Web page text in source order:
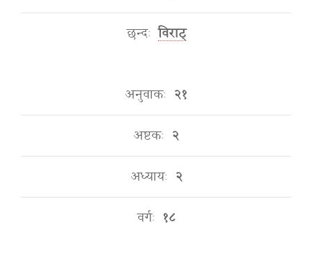
छन्दः विराट्
अनुवाकः २१
अष्टकः २
अध्यायः २
वर्गः १८